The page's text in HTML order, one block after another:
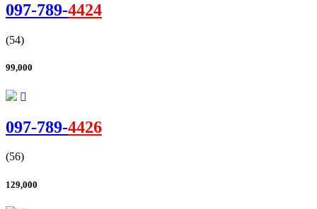
097-789-4424
(54)
99,000
097-789-4426
(56)
129,000